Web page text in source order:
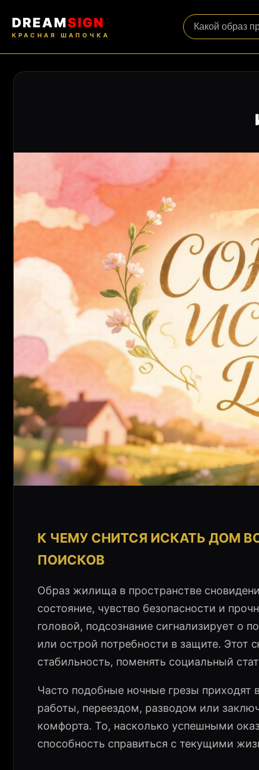
DREAMSIGN
КРАСНАЯ ШАПОЧКА
К ЧЕМУ СНИТСЯ ИСКАТЬ ДОМ
ПОИСКОВ
Образ жилища в пространстве
состояние, чувство безопасности и
головой, подсознание сигнализирует о
или острой потребности в защите. Этот
стабильность, поменять социальный
Часто подобные ночные грезы
работы, переездом, разводом или
комфорта. То, насколько успешными
способность справиться с текущими